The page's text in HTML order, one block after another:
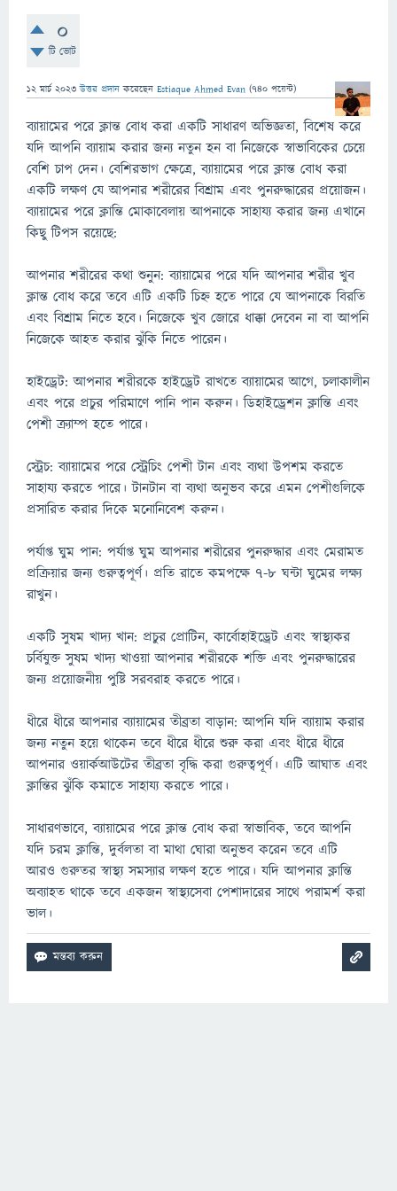
0
টি ভোট
12 মার্চ 2023 উত্তর প্রদান করেছেন Estiaque Ahmed Evan (740 পয়েন্ট)
ব্যায়ামের পরে ক্লান্ত বোধ করা একটি সাধারণ অভিজ্ঞতা, বিশেষ করে
যদি আপনি ব্যায়াম করার জন্য নতুন হন বা নিজেকে স্বাভাবিকের চেয়ে
বেশি চাপ দেন। বেশিরভাগ ক্ষেত্রে, ব্যায়ামের পরে ক্লান্ত বোধ করা
একটি লক্ষণ যে আপনার শরীরের বিশ্রাম এবং পুনরুদ্ধারের প্রয়োজন।
ব্যায়ামের পরে ক্লান্তি মোকাবেলায় আপনাকে সাহায্য করার জন্য এখানে
কিছু টিপস রয়েছে:
আপনার শরীরের কথা শুনুন: ব্যায়ামের পরে যদি আপনার শরীর খুব
ক্লান্ত বোধ করে তবে এটি একটি চিহ্ন হতে পারে যে আপনাকে বিরতি
এবং বিশ্রাম নিতে হবে। নিজেকে খুব জোরে ধাক্কা দেবেন না বা আপনি
নিজেকে আহত করার ঝুঁকি নিতে পারেন।
হাইড্রেট: আপনার শরীরকে হাইড্রেট রাখতে ব্যায়ামের আগে, চলাকালীন
এবং পরে প্রচুর পরিমাণে পানি পান করুন। ডিহাইড্রেশন ক্লান্তি এবং
পেশী ক্র্যাম্প হতে পারে।
স্ট্রেচ: ব্যায়ামের পরে স্ট্রেচিং পেশী টান এবং ব্যথা উপশম করতে
সাহায্য করতে পারে। টানটান বা ব্যথা অনুভব করে এমন পেশীগুলিকে
প্রসারিত করার দিকে মনোনিবেশ করুন।
পর্যাপ্ত ঘুম পান: পর্যাপ্ত ঘুম আপনার শরীরের পুনরুদ্ধার এবং মেরামত
প্রক্রিয়ার জন্য গুরুত্বপূর্ণ। প্রতি রাতে কমপক্ষে 7-8 ঘন্টা ঘুমের লক্ষ্য
রাখুন।
একটি সুষম খাদ্য খান: প্রচুর প্রোটিন, কার্বোহাইড্রেট এবং স্বাস্থ্যকর
চর্বিযুক্ত সুষম খাদ্য খাওয়া আপনার শরীরকে শক্তি এবং পুনরুদ্ধারের
জন্য প্রয়োজনীয় পুষ্টি সরবরাহ করতে পারে।
ধীরে ধীরে আপনার ব্যায়ামের তীব্রতা বাড়ান: আপনি যদি ব্যায়াম করার
জন্য নতুন হয়ে থাকেন তবে ধীরে ধীরে শুরু করা এবং ধীরে ধীরে
আপনার ওয়ার্কআউটের তীব্রতা বৃদ্ধি করা গুরুত্বপূর্ণ। এটি আঘাত এবং
ক্লান্তির ঝুঁকি কমাতে সাহায্য করতে পারে।
সাধারণভাবে, ব্যায়ামের পরে ক্লান্ত বোধ করা স্বাভাবিক, তবে আপনি
যদি চরম ক্লান্তি, দুর্বলতা বা মাথা ঘোরা অনুভব করেন তবে এটি
আরও গুরুতর স্বাস্থ্য সমস্যার লক্ষণ হতে পারে। যদি আপনার ক্লান্তি
অব্যাহত থাকে তবে একজন স্বাস্থ্যসেবা পেশাদারের সাথে পরামর্শ করা
ভাল।